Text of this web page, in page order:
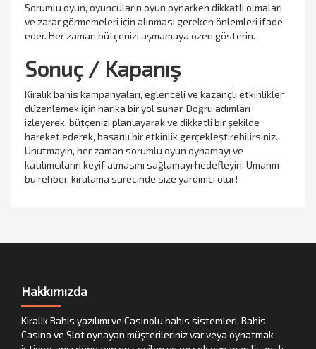
Sorumlu oyun, oyuncuların oyun oynarken dikkatli olmaları
ve zarar görmemeleri için alınması gereken önlemleri ifade
eder. Her zaman bütçenizi aşmamaya özen gösterin.
Sonuç / Kapanış
Kiralık bahis kampanyaları, eğlenceli ve kazançlı etkinlikler
düzenlemek için harika bir yol sunar. Doğru adımları
izleyerek, bütçenizi planlayarak ve dikkatli bir şekilde
hareket ederek, başarılı bir etkinlik gerçekleştirebilirsiniz.
Unutmayın, her zaman sorumlu oyun oynamayı ve
katılımcıların keyif almasını sağlamayı hedefleyin. Umarım
bu rehber, kiralama sürecinde size yardımcı olur!
Hakkımızda
Kiralik Bahis yazılımı ve Casinolu bahis sistemleri. Bahis
Casino ve Slot oynayan müşterileriniz var veya oynatmak